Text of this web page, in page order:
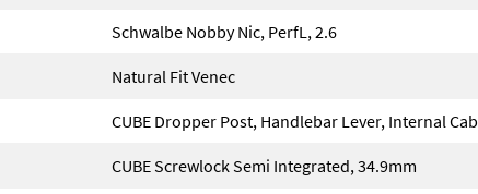
Schwalbe Nobby Nic, PerfL, 2.6
Natural Fit Venec
CUBE Dropper Post, Handlebar Lever, Internal
CUBE Screwlock Semi Integrated, 34.9mm